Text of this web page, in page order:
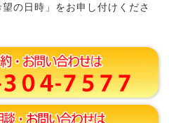
の日時」をお申し付けくださ